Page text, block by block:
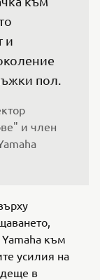
и
пол.
и член
към
усилия на
в